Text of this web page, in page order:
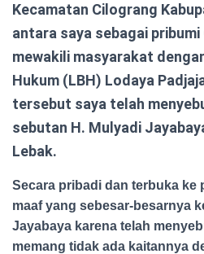
Kecamatan Cilograng
antara saya sebagai
mewakili masyarakat
Hukum (LBH) Lodaya
tersebut saya telah
sebutan H. Mulyadi
Lebak.
Secara pribadi dan terbuka ke
maaf yang sebesar-besarnya
Jayabaya karena telah
memang tidak ada kaitannya